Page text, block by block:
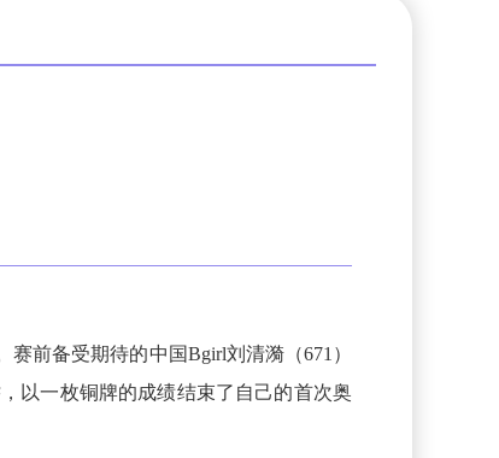
前备受期待的中国Bgirl刘清漪（671）
以一枚铜牌的成绩结束了自己的首次奥